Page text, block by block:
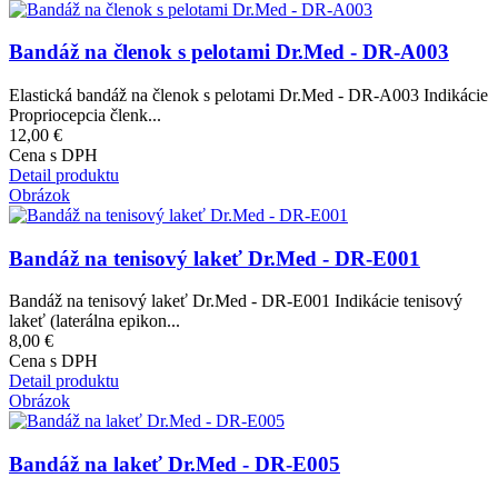
Bandáž na členok s pelotami Dr.Med - DR-A003
Elastická bandáž na členok s pelotami Dr.Med - DR-A003 Indikácie
Propriocepcia členk...
12,00 €
Cena s DPH
Detail produktu
Obrázok
Bandáž na tenisový lakeť Dr.Med - DR-E001
Bandáž na tenisový lakeť Dr.Med - DR-E001 Indikácie tenisový
lakeť (laterálna epikon...
8,00 €
Cena s DPH
Detail produktu
Obrázok
Bandáž na lakeť Dr.Med - DR-E005